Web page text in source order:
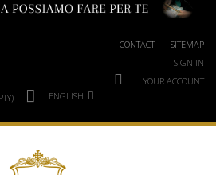
CONTACT
SITEMAP
SIGN IN
YOUR ACCOUNT
ENGLISH